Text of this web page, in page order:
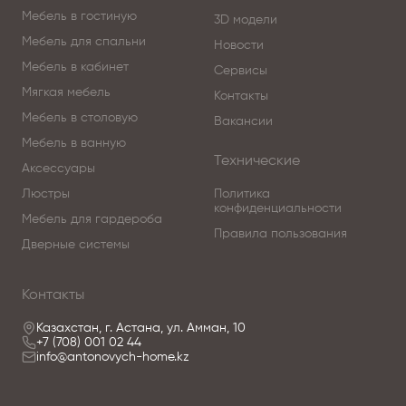
Создавайте элитный интерьер вместе с нами!
Чтобы купить мебель итальянской компании Andrea
Fanfani, изучайте наш интернет-каталог, где
разнообразные модели представлены
качественными фото, сравнивайте понравившиеся
модели и оформляйте заказ.
По вопросам приобретения коллекции
обращайтесь в Центр итальянской мебели
Antonovych Home в Астанае.
Мебель в гостиную
Мебель для спальни
Мебель в кабинет
Мягкая мебель
Мебель в столовую
Мебель в ванную
Аксессуары
Люстры
Мебель для гардероба
Дверные системы
3D модели
Новости
Сервисы
Контакты
Вакансии
Технические
Политика
конфиденциальности
Правила пользования
Контакты
Казахстан, г. Астана, ул. Амман, 10
+7 (708) 001 02 44
info@antonovych-home.kz